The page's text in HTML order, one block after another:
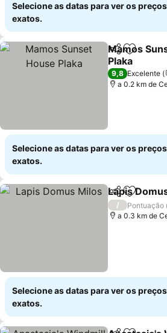
Selecione as datas para ver os preços
exatos.
Partilhar
Mamos
Plaka
9,8 Excelente
a 0.2 km de
Selecione as datas para ver os preços
exatos.
Partilhar
Lapis
/
Pontuação
a 0.3 km de
Selecione as datas para ver os preços
exatos.